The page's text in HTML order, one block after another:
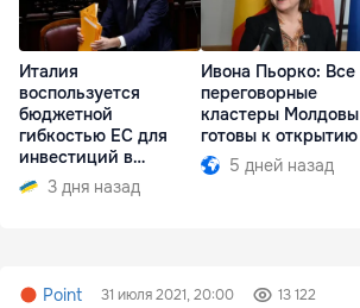
Италия
воспользуется
бюджетной
гибкостью ЕС для
инвестиций в
энергетику и оборону
3 дня назад
Ивона Пьорко: Все
переговорные
кластеры Молдовы
готовы к открытию
5 дней назад
Point 31 июля 2021, 20:00 13 122